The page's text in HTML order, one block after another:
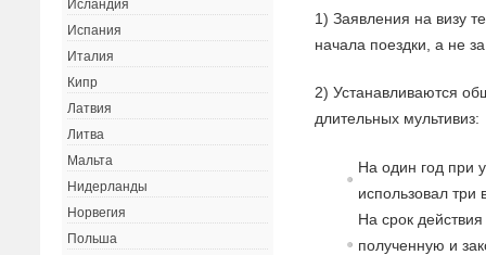
1) Заявления на визу
начала поездки, а не
2) Устанавливаются
длительных мультивиз:
На один год при
использовал три
На срок
полученную и
Исландия
Испания
Италия
Кипр
Латвия
Литва
Мальта
Нидерланды
Норвегия
Польша